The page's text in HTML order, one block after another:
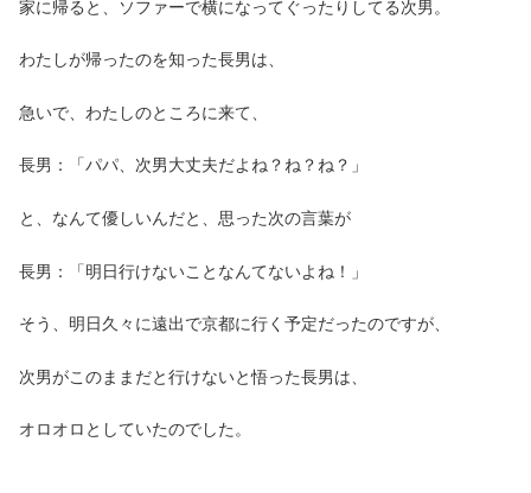
家に帰ると、ソファーで横になってぐったりしてる次男。
わたしが帰ったのを知った長男は、
急いで、わたしのところに来て、
長男：「パパ、次男大丈夫だよね？ね？ね？」
と、なんて優しいんだと、思った次の言葉が
長男：「明日行けないことなんてないよね！」
そう、明日久々に遠出で京都に行く予定だったのですが、
次男がこのままだと行けないと悟った長男は、
オロオロとしていたのでした。